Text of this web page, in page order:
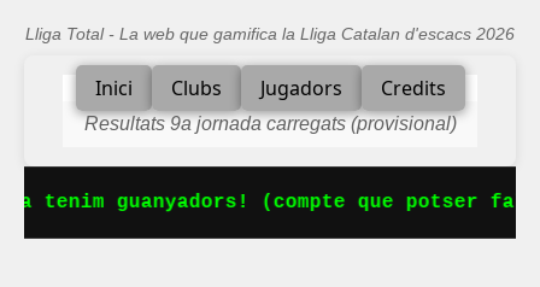
Lliga Total - La web que gamifica la Lliga Catalan d'escacs 2026
Inici Clubs Jugadors Credits
Resultats 9a jornada carregats (provisional)
tenim guanyadors! (compte que potser